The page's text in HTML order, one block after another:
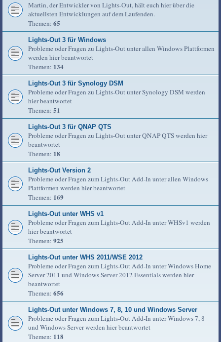
Martin, der Entwickler von Lights-Out, hält euch hier über die
aktuellsten Entwicklungen auf dem Laufenden.
Themen: 65
Lights-Out 3 für Windows
Probleme oder Fragen zu Lights-Out unter allen Windows Plattformen
werden hier beantwortet
Themen: 134
Lights-Out 3 für Synology DSM
Probleme oder Fragen zu Lights-Out unter Synology DSM werden
hier beantwortet
Themen: 51
Lights-Out 3 für QNAP QTS
Probleme oder Fragen zu Lights-Out unter QNAP QTS werden hier
beantwortet
Themen: 18
Lights-Out Version 2
Probleme oder Fragen zum Lights-Out Add-In unter allen Windows
Plattformen werden hier beantwortet
Themen: 169
Lights-Out unter WHS v1
Probleme oder Fragen zum Lights-Out Add-In unter WHSv1 werden
hier beantwortet
Themen: 925
Lights-Out unter WHS 2011/WSE 2012
Probleme oder Fragen zum Lights-Out Add-In unter Windows Home
Server 2011 und Windows Server 2012 Essentials werden hier
beantwortet
Themen: 656
Lights-Out unter Windows 7, 8, 10 und Windows Server
Probleme oder Fragen zum Lights-Out Add-In unter Windows 7, 8
und Windows Server werden hier beantwortet
Themen: 118